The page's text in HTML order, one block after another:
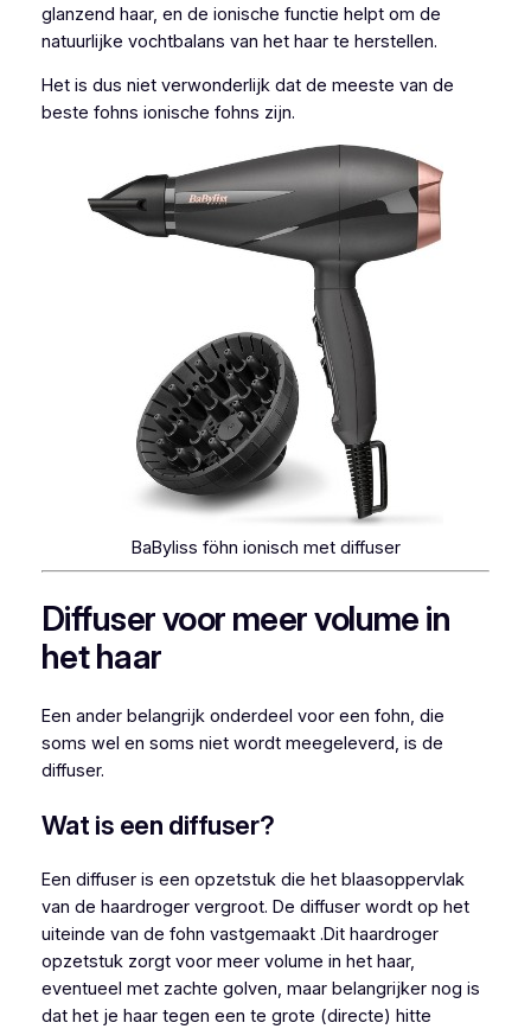
glanzend haar, en de ionische functie helpt om de
natuurlijke vochtbalans van het haar te herstellen.
Het is dus niet verwonderlijk dat de meeste van de
beste fohns ionische fohns zijn.
BaByliss föhn ionisch met diffuser
Diffuser voor meer volume in
het haar
Een ander belangrijk onderdeel voor een fohn, die
soms wel en soms niet wordt meegeleverd, is de
diffuser.
Wat is een diffuser?
Een diffuser is een opzetstuk die het blaasoppervlak
van de haardroger vergroot. De diffuser wordt op het
uiteinde van de fohn vastgemaakt .Dit haardroger
opzetstuk zorgt voor meer volume in het haar,
eventueel met zachte golven, maar belangrijker nog is
dat het je haar tegen een te grote (directe) hitte